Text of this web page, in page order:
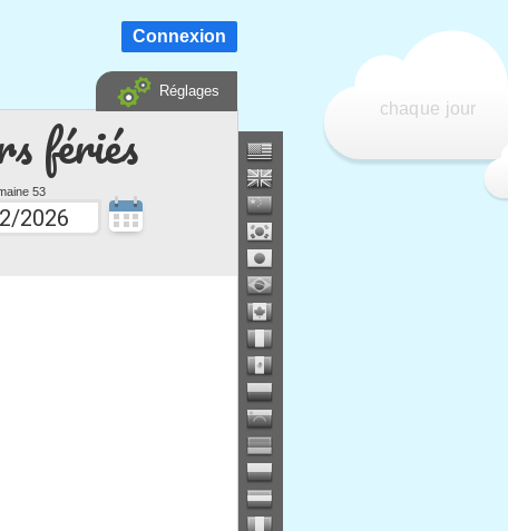
fériés
53
chaque jour
Connexion
Réglages